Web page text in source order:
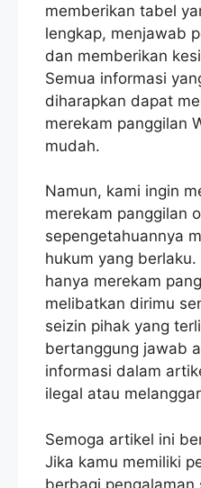
memberikan tabel
lengkap, menjawab
dan memberikan
Semua informasi
diharapkan dapat
merekam panggilan
mudah.
Namun, kami ingin
merekam panggilan
sepengetahuannya
hukum yang
hanya merekam
melibatkan dirimu
seizin pihak yang
bertanggung jawab
informasi dalam
ilegal atau
Semoga artikel ini
Jika kamu memiliki
berbagi pengalaman